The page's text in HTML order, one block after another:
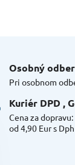
Osobný
Pri osobnom
Kuriér DPD ,
Cena za dopravu:
od 4,90 Eur s Dph